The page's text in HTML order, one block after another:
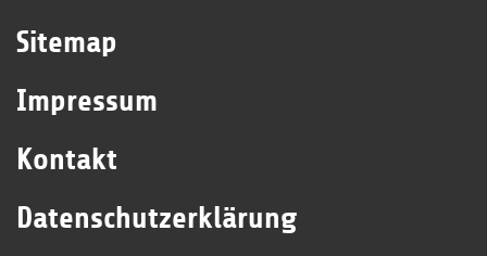
Sitemap
Impressum
Kontakt
Datenschutzerklärung